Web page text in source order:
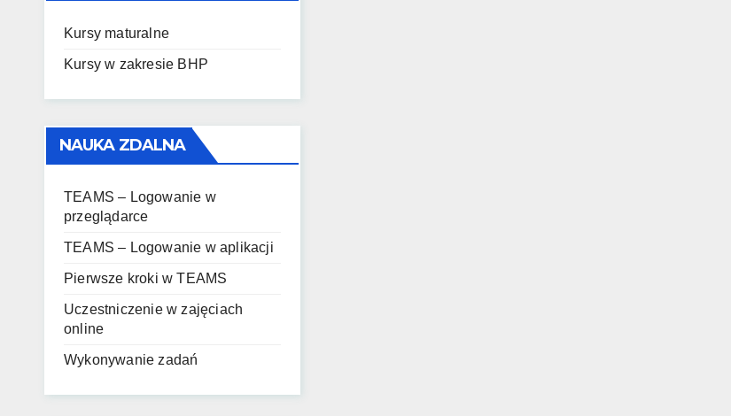
Kursy maturalne
Kursy w zakresie BHP
NAUKA ZDALNA
TEAMS – Logowanie w
przeglądarce
TEAMS – Logowanie w aplikacji
Pierwsze kroki w TEAMS
Uczestniczenie w zajęciach
online
Wykonywanie zadań